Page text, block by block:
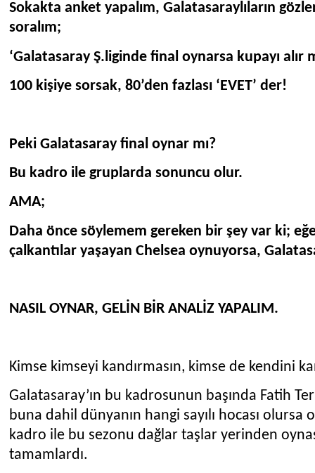
Sokakta anket yapalım, Galatasaraylıların
soralım;
‘Galatasaray Ş.liginde final oynarsa kupayı alır
100 kişiye sorsak, 80’den fazlası ‘EVET’ der!
Peki Galatasaray final oynar mı?
Bu kadro ile gruplarda sonuncu olur.
AMA;
Daha önce söylemem gereken bir şey var ki;
çalkantılar yaşayan Chelsea oynuyorsa,
NASIL OYNAR, GELİN BİR ANALİZ YAPALIM.
Kimse kimseyi kandırmasın, kimse de kendini
Galatasaray’ın bu kadrosunun başında Fatih
buna dahil dünyanın hangi sayılı hocası olursa
kadro ile bu sezonu dağlar taşlar yerinden
tamamlardı.